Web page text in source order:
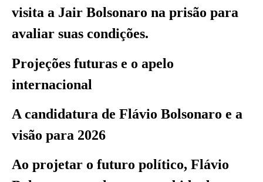
visita a Jair Bolsonaro na prisão para
avaliar suas condições.
Projeções futuras e o apelo
internacional
A candidatura de Flávio Bolsonaro e a
visão para 2026
Ao projetar o futuro político, Flávio